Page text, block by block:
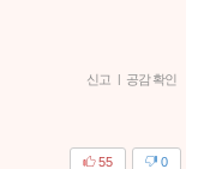
신고 | 공감 확인
0
55